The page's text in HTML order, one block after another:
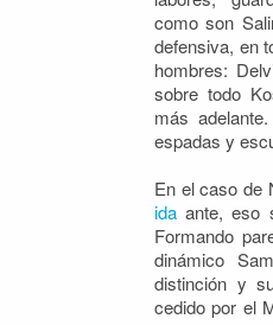
como son
defensiva, en
hombres:
sobre todo
más
espadas y
En el caso de
ida ante, eso
Formando
dinámico
distinción y
cedido por el